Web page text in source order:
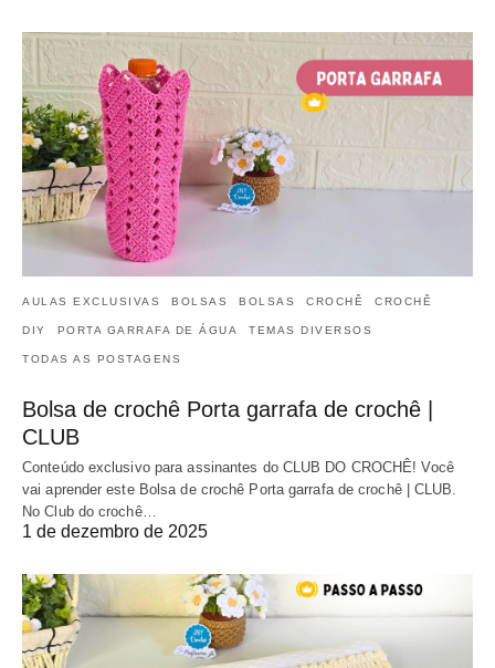
AULAS EXCLUSIVAS BOLSAS BOLSAS CROCHÊ CROCHÊ
DIY PORTA GARRAFA DE ÁGUA TEMAS DIVERSOS
TODAS AS POSTAGENS
Bolsa de crochê Porta garrafa de crochê |
CLUB
Conteúdo exclusivo para assinantes do CLUB DO CROCHÊ! Você
vai aprender este Bolsa de crochê Porta garrafa de crochê | CLUB.
No Club do crochê…
1 de dezembro de 2025